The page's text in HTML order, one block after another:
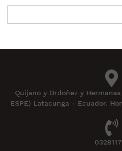
Quijano y Ordoñez y
ESPE) Latacunga - Ecuador.